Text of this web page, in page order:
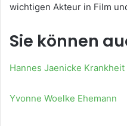
wichtigen Akteur in Film
Sie können
Hannes Jaenicke Krankheit
Yvonne Woelke Ehemann